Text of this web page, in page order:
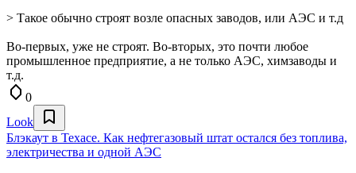
> Такое обычно строят возле опасных заводов, или АЭС и т.д
Во-первых, уже не строят. Во-вторых, это почти любое
промышленное предприятие, а не только АЭС, химзаводы и
т.д.
0
Look
Блэкаут в Техасе. Как нефтегазовый штат остался без топлива,
электричества и одной АЭС